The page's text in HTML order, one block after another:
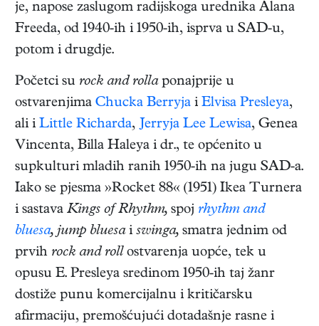
je, napose zaslugom radijskoga urednika Alana
Freeda, od 1940-ih i 1950-ih, isprva u SAD-u,
potom i drugdje.
Početci su rock and rollaponajprije u
ostvarenjima Chucka Berryja i Elvisa Presleya,
ali i Little Richarda, Jerryja Lee Lewisa, Genea
Vincenta, Billa Haleya i dr., te općenito u
supkulturi mladih ranih 1950-ih na jugu SAD-a.
Iako se pjesma »Rocket 88« (1951) Ikea Turnera
i sastava Kings of Rhythm, spoj rhythm and
bluesa, jump bluesai swinga, smatra jednim od
prvih rock and roll ostvarenja uopće, tek u
opusu E. Presleya sredinom 1950-ih taj žanr
dostiže punu komercijalnu i kritičarsku
afirmaciju, premošćujući dotadašnje rasne i